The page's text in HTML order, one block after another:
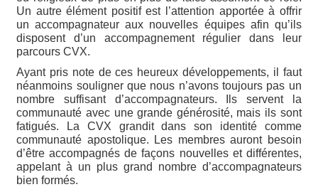
Un autre élément positif est l’attention apportée à offrir
un accompagnateur aux nouvelles équipes afin qu’ils
disposent d’un accompagnement régulier dans leur
parcours CVX.
Ayant pris note de ces heureux développements, il faut
néanmoins souligner que nous n’avons toujours pas un
nombre suffisant d’accompagnateurs. Ils servent la
communauté avec une grande générosité, mais ils sont
fatigués. La CVX grandit dans son identité comme
communauté apostolique. Les membres auront besoin
d’être accompagnés de façons nouvelles et différentes,
appelant à un plus grand nombre d’accompagnateurs
bien formés.